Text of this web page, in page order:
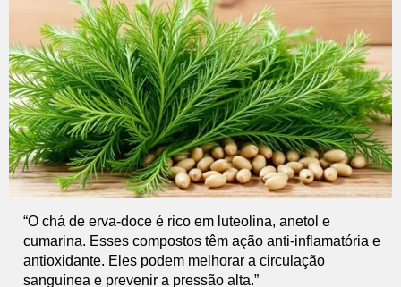
“O chá de erva-doce é rico em luteolina, anetol e
cumarina. Esses compostos têm ação anti-inflamatória e
antioxidante. Eles podem melhorar a circulação
sanguínea e prevenir a pressão alta.”